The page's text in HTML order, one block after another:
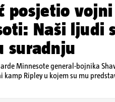
posjetio vojni
Naši ljudi
suradnju
Minnesote general-bojnika
Ripley u kojem su mu